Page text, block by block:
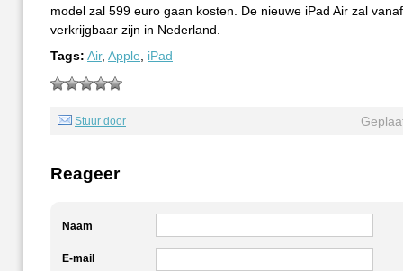
model zal 599 euro gaan kosten. De nieuwe iPad Air zal
verkrijgbaar zijn in Nederland.
Tags: Air, Apple iPad
Stuur door
Reageer
Naam
E-mail